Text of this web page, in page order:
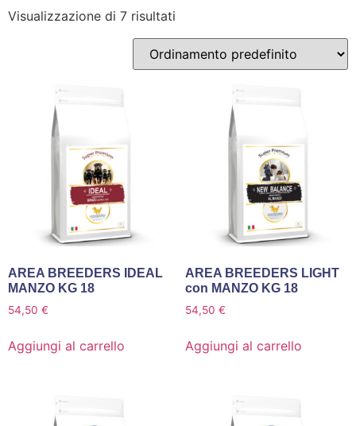
Visualizzazione di 7 risultati
AREA BREEDERS IDEAL
MANZO KG 18
54,50 €
Aggiungi al carrello
AREA BREEDERS LIGHT
con MANZO KG 18
54,50 €
Aggiungi al carrello